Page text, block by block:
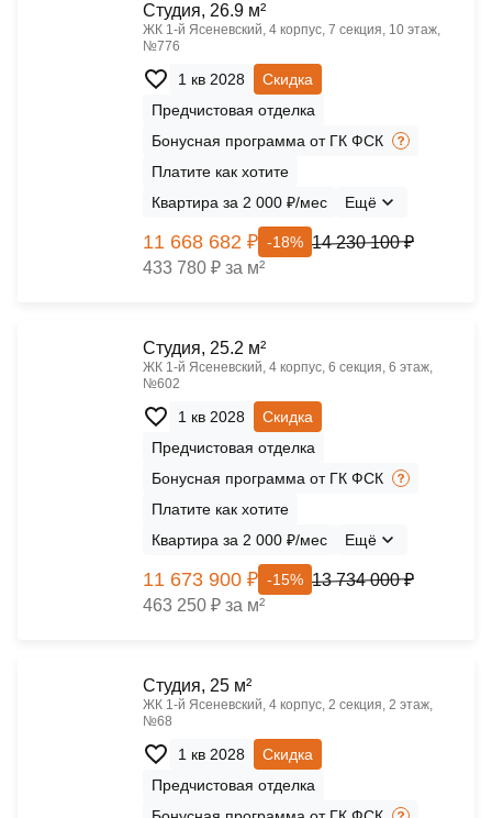
Cтудия, 26.9 м²
ЖК 1‑й Ясеневский, 4 корпус, 7 секция, 10 этаж,
№776
1 кв 2028
Скидка
Предчистовая отделка
Бонусная программа от ГК ФСК
Платите как хотите
Квартира за 2 000 ₽/мес
Ещё
11 668 682 ₽ -18% 14 230 100 ₽
433 780 ₽ за м²
Cтудия, 25.2 м²
ЖК 1‑й Ясеневский, 4 корпус, 6 секция, 6 этаж,
№602
1 кв 2028
Скидка
Предчистовая отделка
Бонусная программа от ГК ФСК
Платите как хотите
Квартира за 2 000 ₽/мес
Ещё
11 673 900 ₽ -15% 13 734 000 ₽
463 250 ₽ за м²
Cтудия, 25 м²
ЖК 1‑й Ясеневский, 4 корпус, 2 секция, 2 этаж,
№68
1 кв 2028
Скидка
Предчистовая отделка